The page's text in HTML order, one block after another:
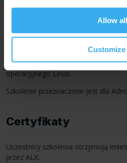
Allow all
Customize
Training also available in English .
Przeznaczenie i
Wymagana wiedza z baz danych
operacyjnego Linux.
Szkolenie przeznaczone jest dla
Certyfikaty
Uczestnicy szkolenia otrzymują
przez ALX.